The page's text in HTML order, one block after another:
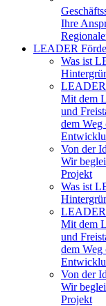
Ihre
LEADER
Was ist
Mit dem
und
dem Weg
Von der
Wir
Projekt
Was ist
Mit dem
und
dem Weg
Von der
Wir
Projekt